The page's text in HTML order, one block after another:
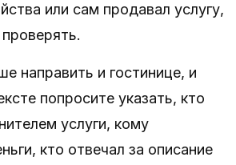
или сам продавал услугу,
направить и гостинице, и
попросите указать, кто
услуги, кому
кто отвечал за описание